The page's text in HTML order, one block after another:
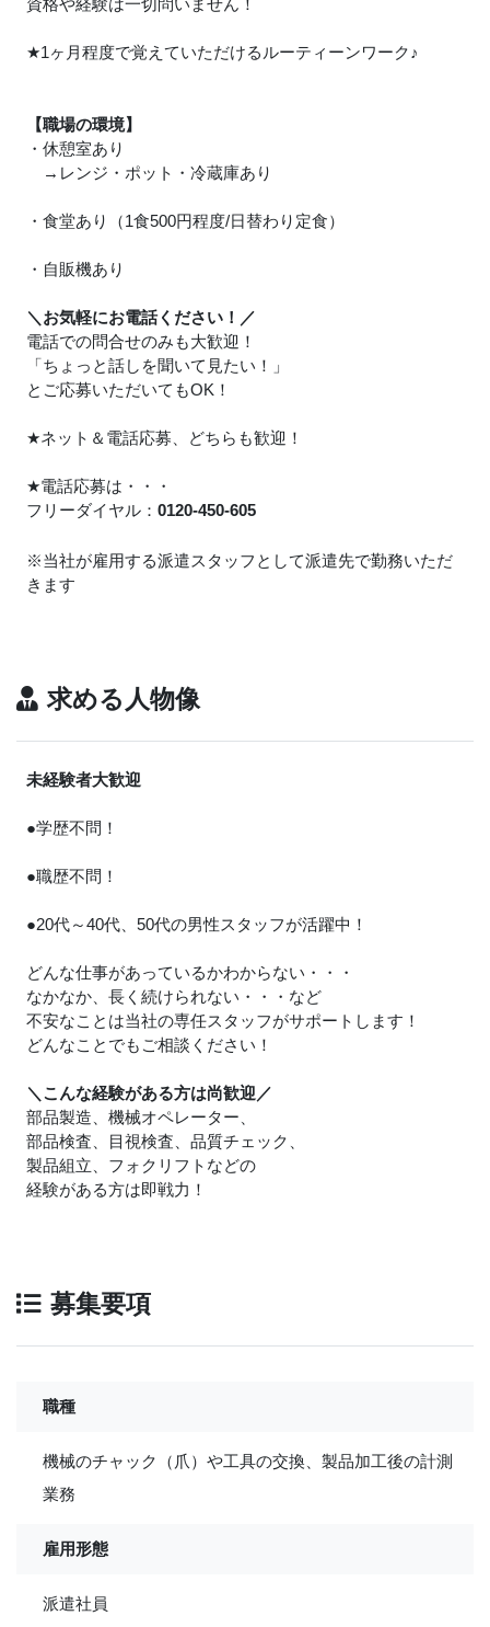
★1ヶ月程度で覚えていただけるルーティーンワーク♪
【職場の環境】
・休憩室あり
→レンジ・ポット・冷蔵庫あり
・食堂あり（1食500円程度/日替わり定食）
・自販機あり
＼お気軽にお電話ください！／
電話での問合せのみも大歓迎！
「ちょっと話しを聞いて見たい！」
とご応募いただいてもOK！
★ネット＆電話応募、どちらも歓迎！
★電話応募は・・・
フリーダイヤル： 0120-450-605
※当社が雇用する派遣スタッフとして派遣先で勤務いただ
きます
求める人物像
未経験者大歓迎
●学歴不問！
●職歴不問！
●20代～40代、50代の男性スタッフが活躍中！
どんな仕事があっているかわからない・・・
なかなか、長く続けられない・・・など
不安なことは当社の専任スタッフがサポートします！
どんなことでもご相談ください！
＼こんな経験がある方は尚歓迎／
部品製造、機械オペレーター、
部品検査、目視検査、品質チェック、
製品組立、フォクリフトなどの
経験がある方は即戦力！
募集要項
職種
機械のチャック（爪）や工具の交換、製品加工後の計測
業務
雇用形態
派遣社員